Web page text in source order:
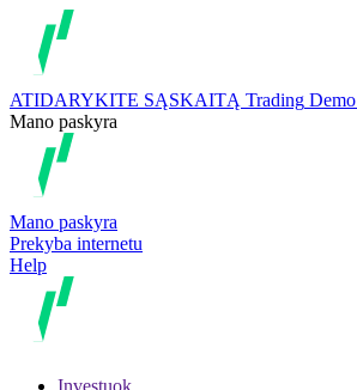
ATIDARYKITE SĄSKAITĄ Trading Demo
Mano paskyra
Mano paskyra
Prekyba internetu
Help
Investuok